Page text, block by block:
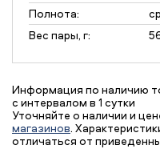
Полнота:
Вес пары, г:
Информация по наличию
с интервалом в 1 сутки
Уточняйте о наличии и
магазинов.
отличаться от